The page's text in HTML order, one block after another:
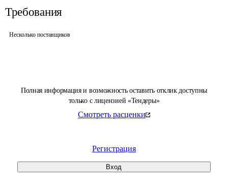
Полная информация и возможность оставить отклик доступны
только с лицензией «Тендеры»
Смотреть расценки
Регистрация
Вход
Требования
Несколько поставщиков